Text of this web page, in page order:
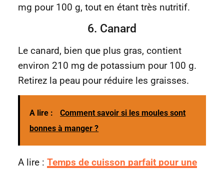
mg pour 100 g, tout en étant très nutritif.
6. Canard
Le canard, bien que plus gras, contient
environ 210 mg de potassium pour 100 g.
Retirez la peau pour réduire les graisses.
A lire :
Comment savoir si les moules sont
bonnes à manger ?
A lire : Temps de cuisson parfait pour une